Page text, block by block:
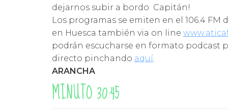
dejarnos subir a bordo Capitán!
Los programas se emiten en el 106.4 FM
en Huesca también via on line
podrán escucharse en formato podcast
directo pinchando aquí.
ARANCHA
MINUTO 30:45